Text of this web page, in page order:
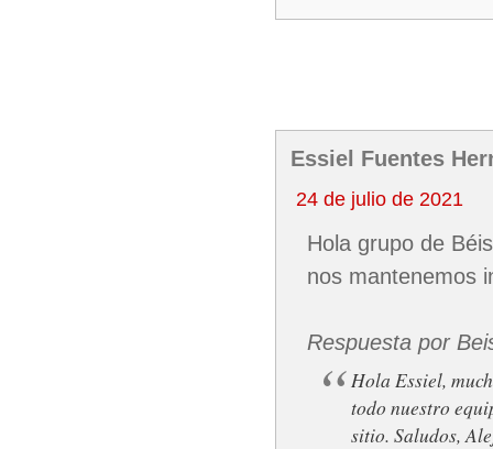
Essiel Fuentes
24 de julio de 2021
Hola grupo de
nos mantenemos
Respuesta por
Hola Essiel,
todo nuestro
sitio. Saludos,